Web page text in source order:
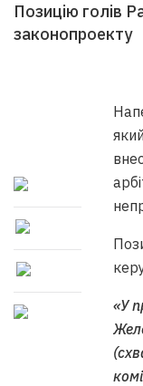
Позицію голів
законопроекту
«У